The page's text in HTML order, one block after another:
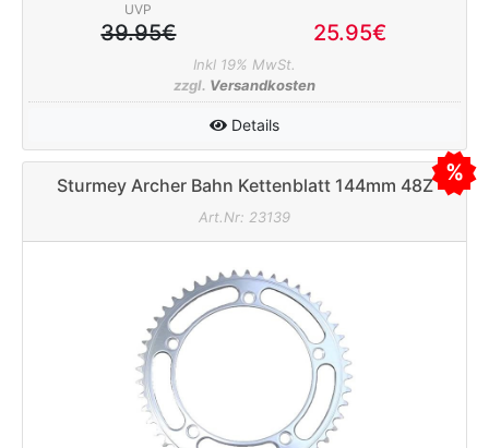
UVP
39.95€ 25.95€
Inkl 19% MwSt.
zzgl. Versandkosten
Details
Sturmey Archer Bahn Kettenblatt 144mm 48Z
1/8" (breit) silber
Art.Nr: 23139